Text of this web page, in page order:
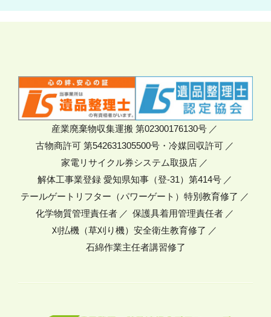
産業廃棄物収集運搬 第02300176130号
古物商許可 第542631305500号・冷媒回収許可
家電リサイクル券システム取扱店
解体工事業登録 愛知県知事（登-31）第414号
テールゲートリフター（パワーゲート）特別教育修了
化学物質管理責任者
保護具着用管理責任者
刈払機（草刈り機）安全衛生教育修了
石綿作業主任者講習修了